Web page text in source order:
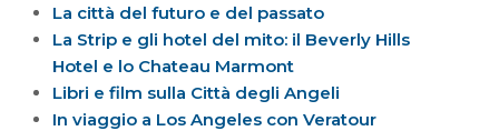
La città del futuro e del passato
La Strip e gli hotel del mito: il Beverly Hills
Hotel e lo Chateau Marmont
Libri e film sulla Città degli Angeli
In viaggio a Los Angeles con Veratour